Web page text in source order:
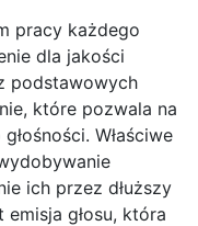
pracy każdego
dla jakości
podstawowych
które pozwala na
Właściwe
ich przez dłuższy
głosu, która